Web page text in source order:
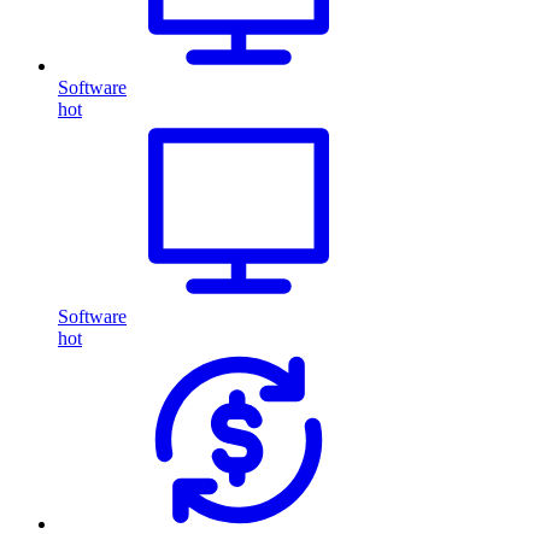
Software
hot
Software
hot